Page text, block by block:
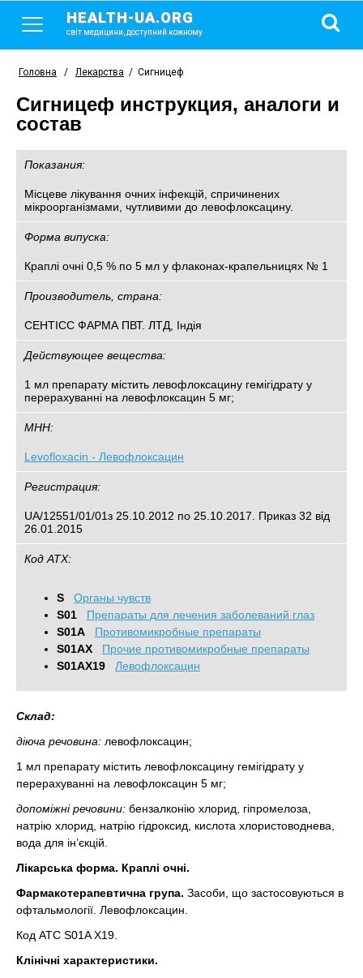
HEALTH-UA.ORG
світ медицини, доступний кожному
Головна / Лекарства / Сигницеф
Сигницеф инструкция, аналоги и
состав
Показания:
Місцеве лікування очних інфекцій, спричинених
мікроорганізмами, чутливими до левофлоксацину.
Форма випуска:
Краплі очні 0,5 % по 5 мл у флаконах-крапельницях № 1
Производитель, страна:
СЕНТІСС ФАРМА ПВТ. ЛТД, Індія
Действующее вещества:
1 мл препарату містить левофлоксацину гемігідрату у
перерахуванні на левофлоксацин 5 мг;
МНН:
Levofloxacin - Левофлоксацин
Регистрация:
UA/12551/01/01з 25.10.2012 по 25.10.2017. Приказ 32 від
26.01.2015
Код АТХ:
S
Органы чувств
S01
Препараты для лечения заболеваний глаз
S01A
Противомикробные препараты
S01AX
Прочие противомикробные препараты
S01AX19
Левофлоксацин
Склад:
діюча речовина: левофлоксацин;
1 мл препарату містить левофлоксацину гемігідрату у
перерахуванні на левофлоксацин 5 мг;
допоміжні речовини: бензалконію хлорид, гіпромелоза,
натрію хлорид, натрію гідроксид, кислота хлористоводнева,
вода для ін’єкцій.
Лікарська форма. Краплі очні.
Фармакотерапевтична група. Засоби, що застосовуються в
офтальмології. Левофлоксацин.
Код АТС S01A Х19.
Клінічні характеристики.